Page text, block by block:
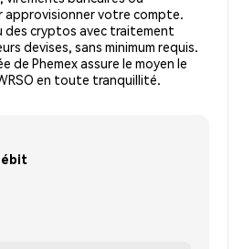
approvisionner votre compte.
des cryptos avec traitement
devises, sans minimum requis.
de Phemex assure le moyen le
en toute tranquillité.